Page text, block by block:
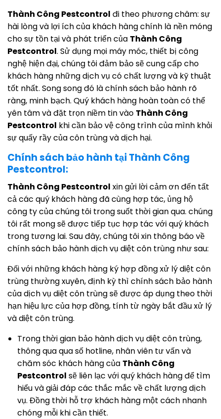
Thành Công Pestcontrol đi theo phương châm: sự
hài lòng và lợi ích của khách hàng chính là nền móng
cho sự tồn tại và phát triển của Thành Công
Pestcontrol. Sử dụng mọi máy móc, thiết bị công
nghệ hiện đại, chúng tôi đảm bảo sẽ cung cấp cho
khách hàng những dịch vụ có chất lượng và kỹ thuật
tốt nhất. Song song đó là chính sách bảo hành rõ
ràng, minh bạch. Quý khách hàng hoàn toàn có thể
yên tâm và đặt trọn niềm tin vào Thành Công
Pestcontrol khi cần bảo vệ công trình của mình khỏi
sự quấy rầy của côn trùng và dịch hại.
Chính sách bảo hành tại Thành Công
Pestcontrol:
Thành Công Pestcontrol xin gửi lời cảm ơn đến tất
cả các quý khách hàng đã cùng hợp tác, ủng hộ
công ty của chúng tôi trong suốt thời gian qua. chúng
tôi rất mong sẽ được tiếp tục hợp tác với quý khách
trong tương lai. Sau đây, chúng tôi xin thông báo về
chính sách bảo hành dịch vụ diệt côn trùng như sau:
Đối với những khách hàng ký hợp đồng xử lý diệt côn
trùng thường xuyên, định kỳ thì chính sách bảo hành
của dịch vụ diệt côn trùng sẽ được áp dụng theo thời
hạn hiệu lực của hợp đồng, tính từ ngày bắt đầu xử lý
và diệt côn trùng.
Trong thời gian bảo hành dịch vụ diệt côn trùng,
thông qua qua số hotline, nhân viên tư vấn và
chăm sóc khách hàng của Thành Công
Pestcontrol sẽ liên lạc với quý khách hàng để tìm
hiểu và giải đáp các thắc mắc về chất lượng dịch
vụ. Đồng thời hỗ trợ khách hàng một cách nhanh
chóng mỗi khi cần thiết.